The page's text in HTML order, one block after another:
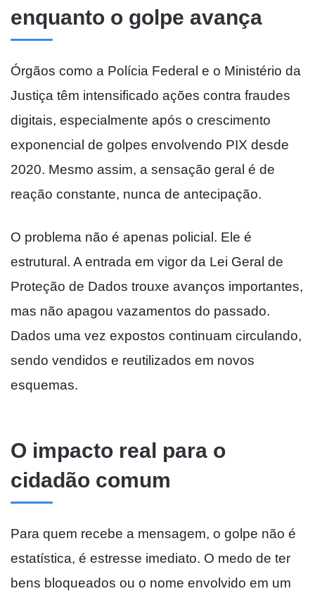
enquanto o golpe avança
Órgãos como a Polícia Federal e o Ministério da
Justiça têm intensificado ações contra fraudes
digitais, especialmente após o crescimento
exponencial de golpes envolvendo PIX desde
2020. Mesmo assim, a sensação geral é de
reação constante, nunca de antecipação.
O problema não é apenas policial. Ele é
estrutural. A entrada em vigor da Lei Geral de
Proteção de Dados trouxe avanços importantes,
mas não apagou vazamentos do passado.
Dados uma vez expostos continuam circulando,
sendo vendidos e reutilizados em novos
esquemas.
O impacto real para o
cidadão comum
Para quem recebe a mensagem, o golpe não é
estatística, é estresse imediato. O medo de ter
bens bloqueados ou o nome envolvido em um